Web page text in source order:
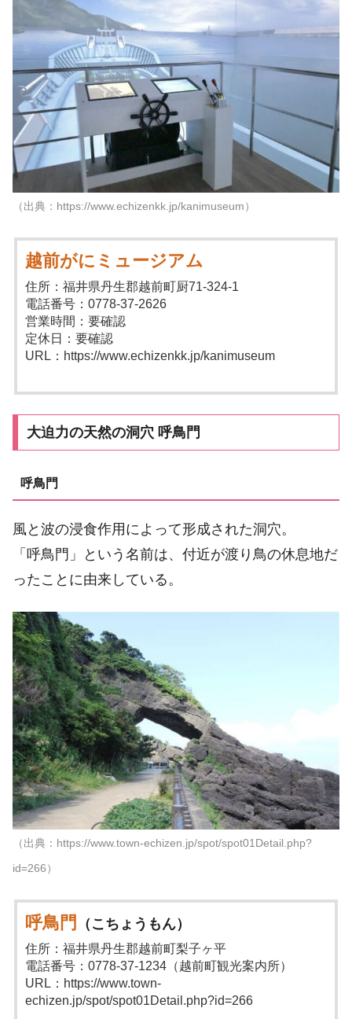
（出典：https://www.echizenkk.jp/kanimuseum）
越前がにミュージアム
住所：福井県丹生郡越前町厨71-324-1
電話番号：0778-37-2626
営業時間：要確認
定休日：要確認
URL：https://www.echizenkk.jp/kanimuseum
大迫力の天然の洞穴 呼鳥門
呼鳥門
風と波の浸食作用によって形成された洞穴。
「呼鳥門」という名前は、付近が渡り鳥の休息地だ
ったことに由来している。
（出典：https://www.town-echizen.jp/spot/spot01Detail.php?
id=266）
呼鳥門 （こちょうもん）
住所：福井県丹生郡越前町梨子ヶ平
電話番号：0778-37-1234（越前町観光案内所）
URL：https://www.town-
echizen.jp/spot/spot01Detail.php?id=266